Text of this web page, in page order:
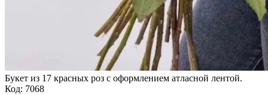
Букет из 17 красных роз с оформлением атласной лентой.
Код: 7068